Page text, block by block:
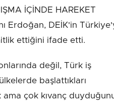
İÇİNDE HAREKET
Erdoğan, DEİK'in
ettiğini ifade etti.
değil, Türk iş
başlattıkları
çok kıvanç